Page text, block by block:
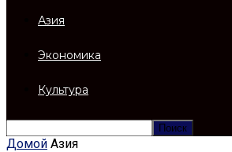
Азия
Экономика
Культура
Домой Азия